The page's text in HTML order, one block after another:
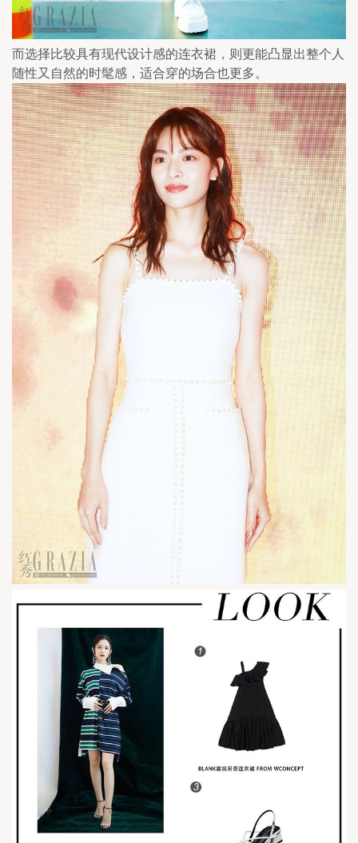
而选择比较具有现代设计感的连衣裙，则更能凸显出整个人
随性又自然的时髦感，适合穿的场合也更多。